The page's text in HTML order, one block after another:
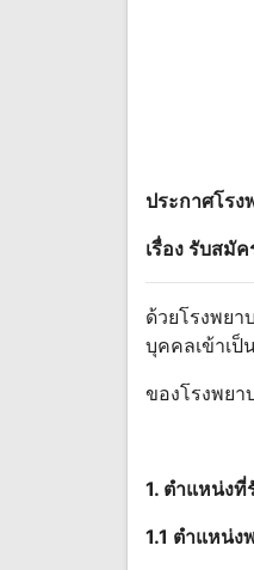
ประกาศโร
เรื่อง รับสมั
ด้วยโรงพย
บุคคลเข้าเ
ของโรงพย
1. ตําแหน่ง
1.1 ตําแหน่